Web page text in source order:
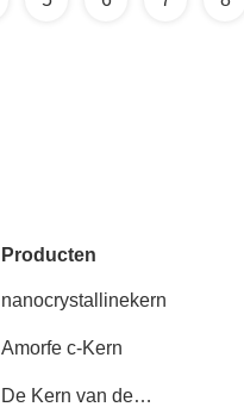
Producten
nanocrystallinekern
Amorfe c-Kern
De Kern van de